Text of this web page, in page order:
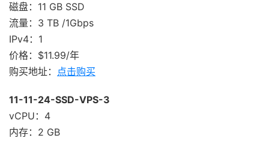
磁盘：11 GB SSD
流量：3 TB /1Gbps
IPv4：1
价格：$11.99/年
购买地址： 点击购买
11-11-24-SSD-VPS-3
vCPU：4
内存：2 GB